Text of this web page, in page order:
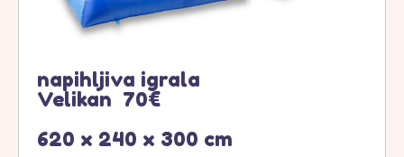
napihljiva igrala
Velikan 70€
620 x 240 x 300 cm